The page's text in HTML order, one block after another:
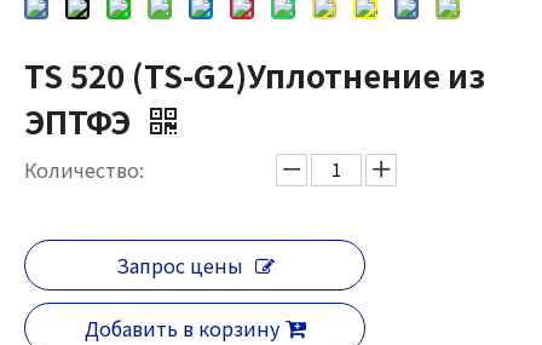
TS 520 (TS-G2)Уплотнение из
ЭПТФЭ
Количество:
Запрос цены
Добавить в корзину